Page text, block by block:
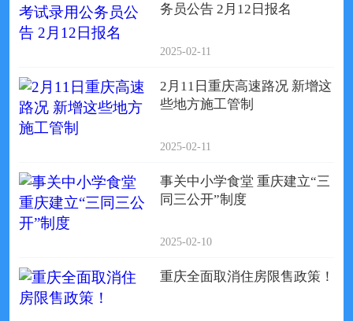
务员公告 2月12日报名
2025-02-11
2月11日重庆高速路况 新增这
些地方施工管制
2025-02-11
事关中小学食堂 重庆建立“三
同三公开”制度
2025-02-10
重庆全面取消住房限售政策！